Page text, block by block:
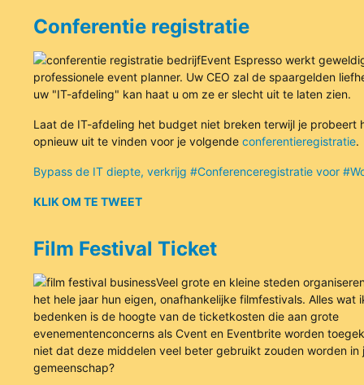
Conferentie registratie
Event Espresso werkt
professionele event planner. Uw CEO zal de spaargelden
uw "IT-afdeling" kan haat u om ze er slecht uit te laten zien.
Laat de IT-afdeling het budget niet breken terwijl je probeert
opnieuw uit te vinden voor je volgende conferentieregistratie.
Bypass de IT diepte, verkrijg #Conferenceregistratie voor
KLIK OM TE TWEET
Film Festival Ticket
Veel grote en kleine steden
het hele jaar hun eigen, onafhankelijke filmfestivals. Alles wat
bedenken is de hoogte van de ticketkosten die aan grote
evenementenconcerns als Cvent en Eventbrite worden
niet dat deze middelen veel beter gebruikt zouden worden in
gemeenschap?